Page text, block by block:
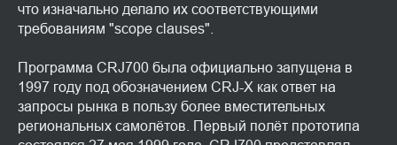
что изначально делало их соответствующими
требованиям "scope clauses".
Программа CRJ700 была официально запущена в
1997 году под обозначением CRJ-X как ответ на
запросы рынка в пользу более вместительных
региональных самолётов. Первый полёт прототипа